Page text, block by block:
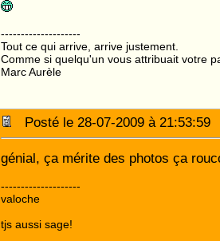
--------------------
Tout ce qui arrive, arrive justement.
Comme si quelqu'un vous attribuait votre
Marc Aurèle
Posté le 28-07-2009 à
génial, ça mérite des photos ça
--------------------
valoche
tjs aussi sage!